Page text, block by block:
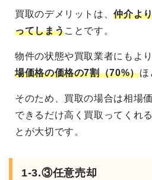
買取のデメリットは、仲介よ
ってしまうことです。
物件の状態や買取業者にもよ
場価格の価格の7割（70%）ほ
そのため、買取の場合は相場
できるだけ高く買取ってくれ
とが大切です。
1-3.③任意売却